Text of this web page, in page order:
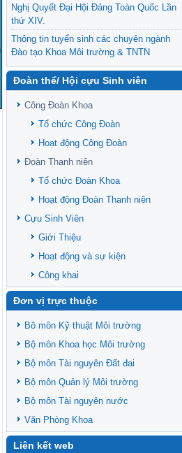
NEXT
Nghị Quyết Đại Hội Đảng Toàn Quốc Lần
thứ XIV.
Thông tin tuyển sinh các chuyên ngành
Đào tạo Khoa Môi trường & TNTN
Feasibility evaluation of using cattle
manure for biogas production: A case study
Vietnamese Mekong Delta
Sediment properties in flood-based farming
systems in the Vietnamese upstream
Văn bản - Quy định
Ban chấp hành Đảng bộ khoa
Đoàn thể/ Hội cựu Sinh viên
Công Đoàn Khoa
Tổ chức Công Đoàn
Hoạt động Công Đoàn
Đoàn Thanh niên
Tổ chức Đoàn Khoa
Hoạt động Đoàn Thanh niên
Cựu Sinh Viên
Giới Thiệu
Hoạt động và sự kiện
Công khai
Đơn vị trực thuộc
Bô môn Kỹ thuật Môi trường
Bộ môn Khoa học Môi trường
Bộ môn Tài nguyên Đất đai
Bộ môn Quản lý Môi trường
Bộ môn Tài nguyên nước
Văn Phòng Khoa
Liên kết web